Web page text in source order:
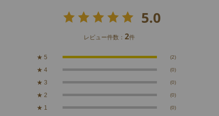
5.0
レビュー件数：2件
★ 5 (2)
★ 4 (0)
★ 3 (0)
★ 2 (0)
★ 1 (0)